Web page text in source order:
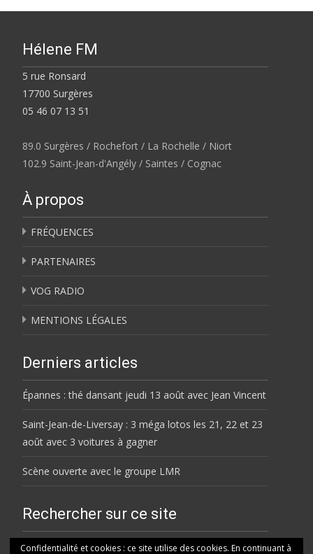
Hélene FM
5 rue Ronsard
17700 Surgères
05 46 07 13 51
89.0 Surgères / Rochefort / La Rochelle / Niort
102.9 Saint-Jean-d'Angély / Saintes / Cognac
À propos
FRÉQUENCES
PARTENAIRES
VOG RADIO
MENTIONS LÉGALES
Derniers articles
Épannes : thé dansant jeudi 13 août avec Jean Vincent
Saint-Jean-de-Liversay : 3 méga lotos les 21, 22 et 23
août avec 3 voitures à gagner
Scène ouverte avec le groupe LMR
Rechercher sur ce site
Rechercher
Confidentialité et cookies : ce site utilise des cookies. En continuant à